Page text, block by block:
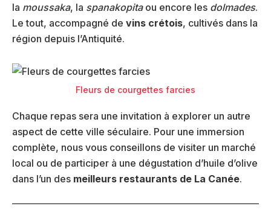
la moussaka, la spanakopitaou encore les dolmades.
Le tout, accompagné de vins crétois, cultivés dans la
région depuis l’Antiquité.
Fleurs de courgettes farcies
Chaque repas sera une invitation à explorer un autre
aspect de cette ville séculaire. Pour une immersion
complète, nous vous conseillons de visiter un marché
local ou de participer à une dégustation d’huile d’olive
dans l’un des meilleurs restaurants de La Canée.